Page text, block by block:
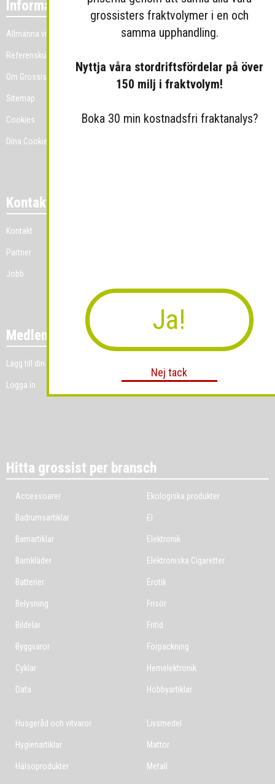
Information
Allmänna villkor
Referenskunder
Om Grossist.se
Sitemap
Cookies
Dina Cookie-prefenser
Kontakt
Kontakt
Partner
Jobb
Medlemmar
Lägg till din grossistverksamhet
Logga in
Hitta grossist per bransch
Accessoarer
Badrumsartiklar
Barnartiklar
Barnkläder
Batterier
Belysning
Bildelar
Byggvaror
Cyklar
Data
Ekologiska produkter
El
Elektronik
Elektroniska Cigaretter
Erotik
Frisör
Fritid
Förpackning
Hemelektronik
Hobbyartiklar
Husgeråd och vitvaror
Hygienartiklar
Hälsoprodukter
Livsmedel
Mattor
Metall
grossisters fraktvolymer i en och
samma upphandling.
Nyttja våra stordriftsfördelar på över
150 milj i fraktvolym!
Boka 30 min kostnadsfri fraktanalys?
Ja!
Nej tack